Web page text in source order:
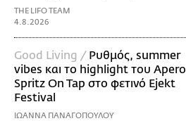
THE LIFO TEAM
4.8.2026
Good Living / Ρυθμός, summer
vibes και το highlight του Aperol
Spritz On Tap στο φετινό Ejekt
Festival
ΙΩΑΝΝΑ ΠΑΝΑΓΟΠΟΥΛΟΥ